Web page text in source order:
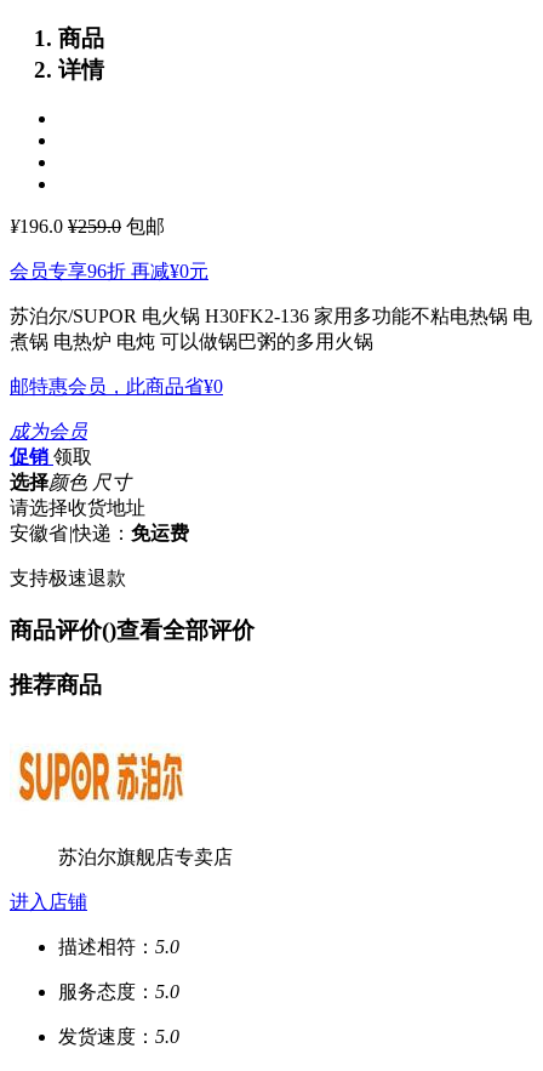
商品
详情
¥196.0 ¥259.0 包邮
会员专享96折 再减¥0元
苏泊尔/SUPOR 电火锅 H30FK2-136 家用多功能不粘电热锅 电
煮锅 电热炉 电炖 可以做锅巴粥的多用火锅
邮特惠会员，此商品省¥0
成为会员
促销 领取
选择颜色 尺寸
请选择收货地址
安徽省|快递： 免运费
支持极速退款
商品评价()查看全部评价
推荐商品
苏泊尔旗舰店专卖店
进入店铺
描述相符： 5.0
服务态度： 5.0
发货速度： 5.0